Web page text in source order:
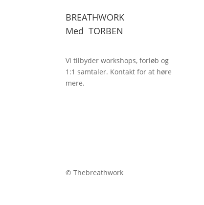
BREATHWORK
Med TORBEN
Vi tilbyder workshops, forløb og
1:1samtaler. Kontakt for at høre
mere.
© Thebreathwork